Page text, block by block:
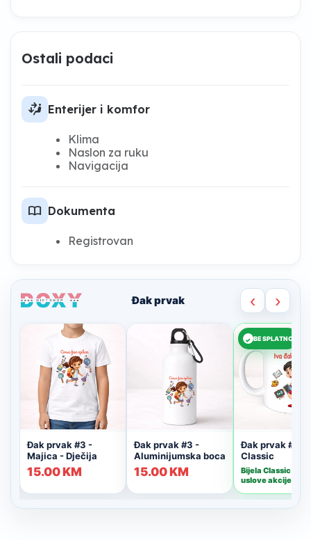
Ostali podaci
car_fan_mid_low_right Enterijer i komfor
Klima
Naslon za ruku
Navigacija
import_contacts Dokumenta
Registrovan